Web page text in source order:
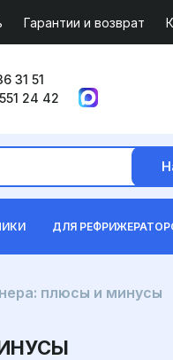
Гарантии и возврат
31 51
24 42
ДЛЯ
плюсы и минусы